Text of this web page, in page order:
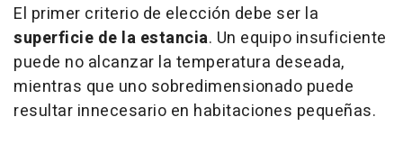
El primer criterio de elección debe ser la
superficie de la estancia. Un equipo insuficiente
puede no alcanzar la temperatura deseada,
mientras que uno sobredimensionado puede
resultar innecesario en habitaciones pequeñas.